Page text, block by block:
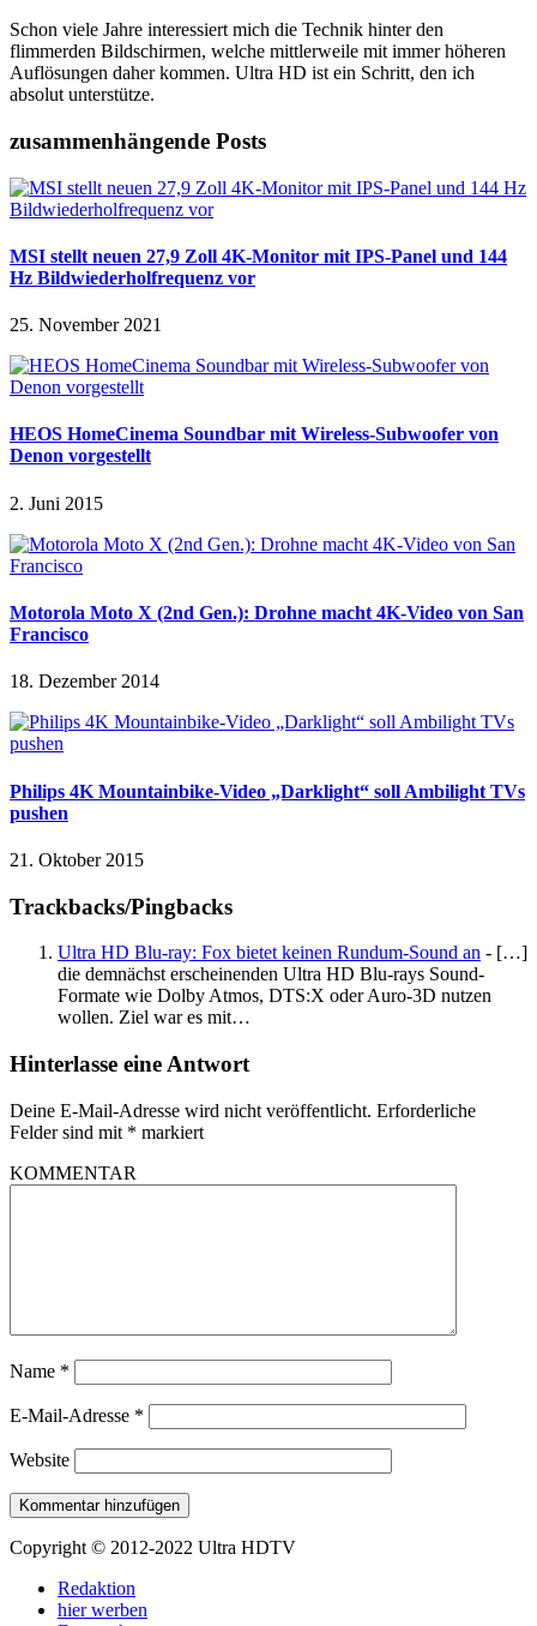
Schon viele Jahre interessiert mich die Technik hinter den
flimmerden Bildschirmen, welche mittlerweile mit immer höheren
Auflösungen daher kommen. Ultra HD ist ein Schritt, den ich
absolut unterstütze.
zusammenhängende Posts
MSI stellt neuen 27,9 Zoll 4K-Monitor mit IPS-Panel und 144
Hz Bildwiederholfrequenz vor
25. November 2021
HEOS HomeCinema Soundbar mit Wireless-Subwoofer von
Denon vorgestellt
2. Juni 2015
Motorola Moto X (2nd Gen.): Drohne macht 4K-Video von San
Francisco
18. Dezember 2014
Philips 4K Mountainbike-Video „Darklight“ soll Ambilight TVs
pushen
21. Oktober 2015
Trackbacks/Pingbacks
Ultra HD Blu-ray: Fox bietet keinen Rundum-Sound an - […]
die demnächst erscheinenden Ultra HD Blu-rays Sound-
Formate wie Dolby Atmos, DTS:X oder Auro-3D nutzen
wollen. Ziel war es mit…
Hinterlasse eine Antwort
Deine E-Mail-Adresse wird nicht veröffentlicht. Erforderliche
Felder sind mit * markiert
KOMMENTAR
Name *
E-Mail-Adresse *
Website
Copyright © 2012-2022 Ultra HDTV
Redaktion
hier werben